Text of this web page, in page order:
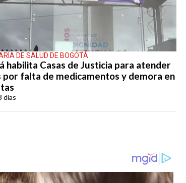
DE SALUD DE BOGOTÁ
habilita Casas de Justicia para atender
por falta de medicamentos y demora en
días